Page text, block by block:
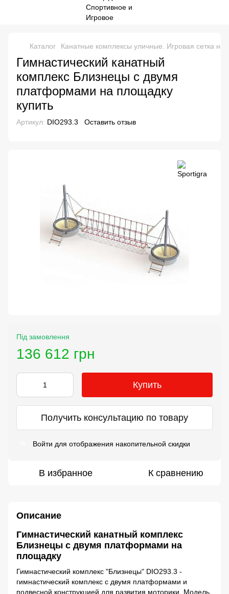
Каталог Канатные комплексы уличные. Игровая сетка на
Гимнастический канатный
комплекс Близнецы с двумя
платформами на площадку
купить
Артикул: DIO293.3 Оставить отзыв
Під замовлення
136 612 грн
Купить
Получить консультацию по товару
Войти для отображения накопительной скидки
В избранное К сравнению
Описание
Гимнастический канатный комплекс
Близнецы с двумя платформами на
площадку
Гимнастический комплекс "Близнецы" DIO293.3 -
гимнастический комплекс с двумя платформами и
подвесной конструкцией для развития моторики. Модель